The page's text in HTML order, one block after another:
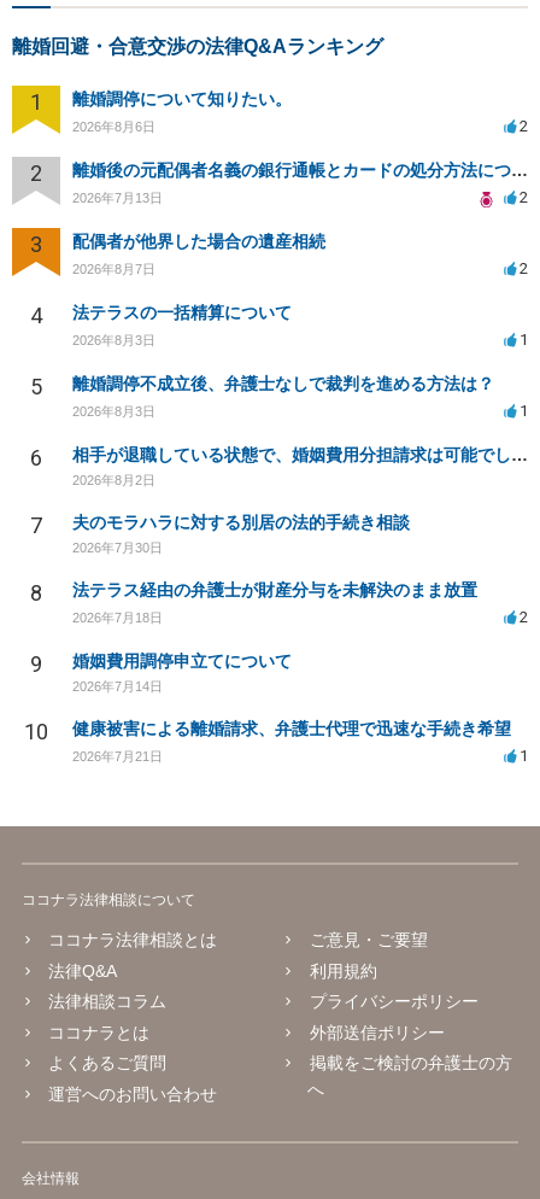
離婚回避・合意交渉の法律Q&Aランキング
1 離婚調停について知りたい。
2026年8月6日 2
2 離婚後の元配偶者名義の銀行通帳とカードの処分方法について
2026年7月13日 2
3 配偶者が他界した場合の遺産相続
2026年8月7日 2
4 法テラスの一括精算について
2026年8月3日 1
5 離婚調停不成立後、弁護士なしで裁判を進める方法は？
2026年8月3日 1
6 相手が退職している状態で、婚姻費用分担請求は可能でしょうか？
2026年8月2日
7 夫のモラハラに対する別居の法的手続き相談
2026年7月30日
8 法テラス経由の弁護士が財産分与を未解決のまま放置
2026年7月18日 2
9 婚姻費用調停申立てについて
2026年7月14日
10 健康被害による離婚請求、弁護士代理で迅速な手続き希望
2026年7月21日 1
ココナラ法律相談について
ココナラ法律相談とは
法律Q&A
法律相談コラム
ココナラとは
よくあるご質問
運営へのお問い合わせ
ご意見・ご要望
利用規約
プライバシーポリシー
外部送信ポリシー
掲載をご検討の弁護士の方
へ
会社情報